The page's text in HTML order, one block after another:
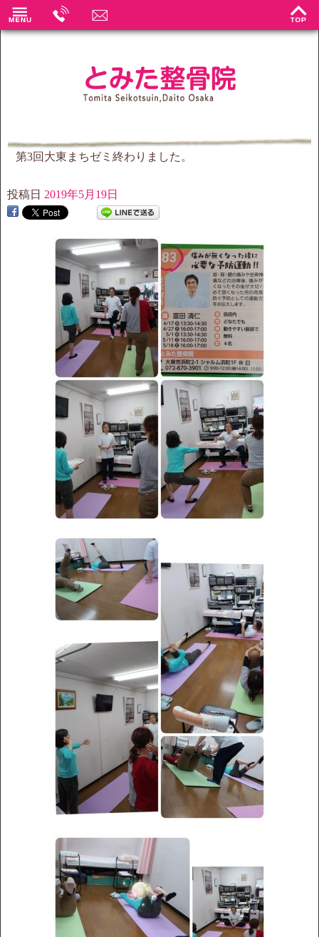
第3回大東まちゼミ終わりました。
投稿日 2019年5月19日